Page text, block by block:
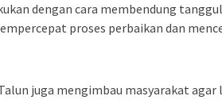
dengan cara membendung
proses perbaikan dan
juga mengimbau masyarakat